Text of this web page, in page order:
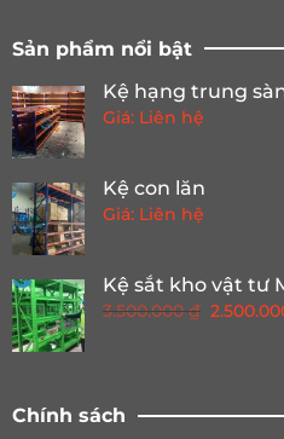
Sản phẩm nổi bật
Kệ hạng trung
Giá: Liên hệ
Kệ con lăn
Giá: Liên hệ
Kệ sắt kho vật tư
3.500.000 ₫ Giá
Chính sách